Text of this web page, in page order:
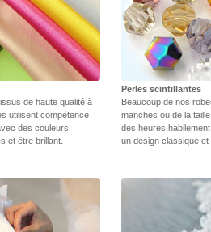
de haute qualité à
utilisent compétence
des couleurs
et être brillant.
Perles scintillantes
Beaucoup de nos
manches ou de la
des heures
un design classique